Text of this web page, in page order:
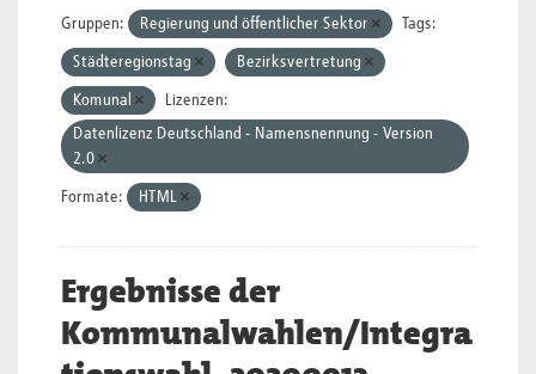
Gruppen: Regierung und öffentlicher Sektor Tags:
Städteregionstag Bezirksvertretung
Komunal
Lizenzen:
Datenlizenz Deutschland - Namensnennung - Version
2.0
Formate: HTML
Ergebnisse der
Kommunalwahlen/Integra